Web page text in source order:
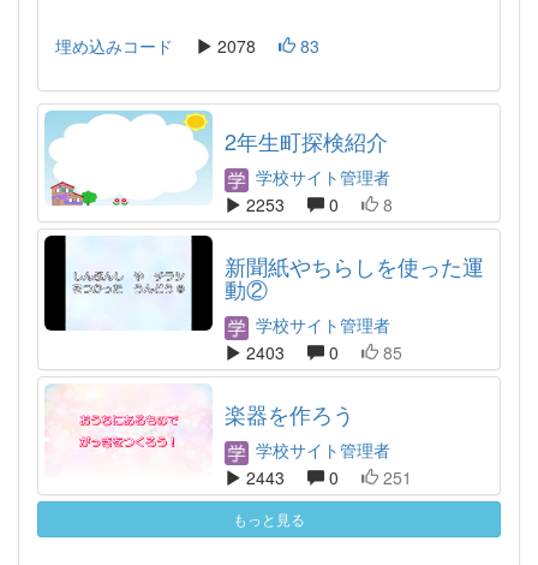
埋め込みコード 2078 83
2年生町探検紹介
学校サイト管理者
2253
0 8
新聞紙やちらしを使った運
動②
学校サイト管理者
2403
0 85
楽器を作ろう
学校サイト管理者
2443
0 251
もっと見る